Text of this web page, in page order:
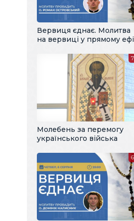
Вервиця єднає. Молитва
на вервиці у прямому
Молебень за перемогу
українського війська